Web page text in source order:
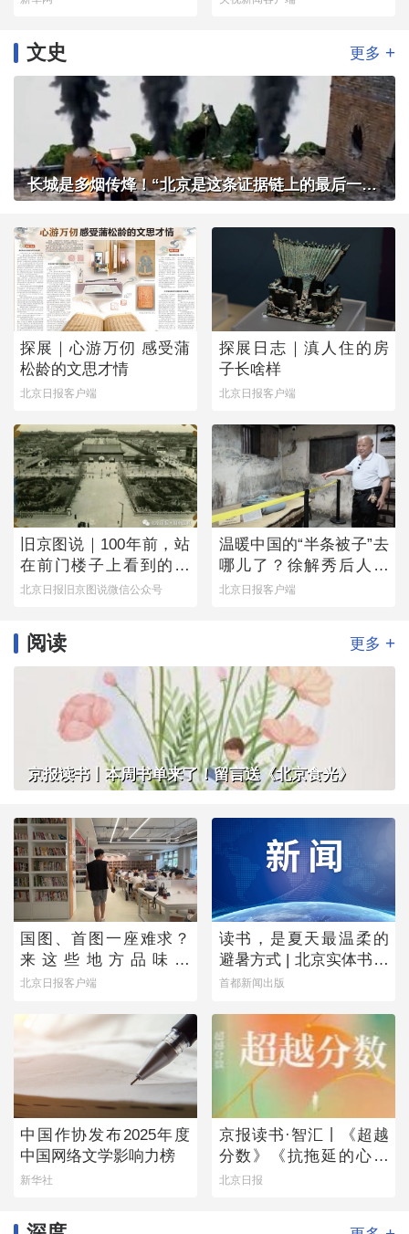
文史 更多 +
长城是多烟传烽！“北京是这条证据链上的最后一环”
探展｜心游万仞 感受蒲
松龄的文思才情
北京日报客户端
探展日志｜滇人住的房
子长啥样
北京日报客户端
旧京图说｜100年前，站
在前门楼子上看到的是
这番景象
北京日报旧京图说微信公众号
温暖中国的“半条被子”去
哪儿了？徐解秀后人道
出令人落泪的真相
北京日报客户端
阅读 更多 +
京报读书丨本周书单来了！留言送《北京食光》
国图、首图一座难求？
来这些地方品味书
香……
北京日报客户端
读书，是夏天最温柔的
避暑方式 | 北京实体书店
活动预告（8月1日-8月7
首都新闻出版
中国作协发布2025年度
中国网络文学影响力榜
新华社
京报读书·智汇丨《超越
分数》《抗拖延的心理
学》《物理学的第一次
北京日报